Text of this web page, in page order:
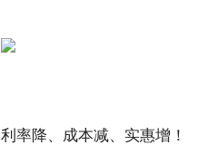
利率降、成本减、实惠增！